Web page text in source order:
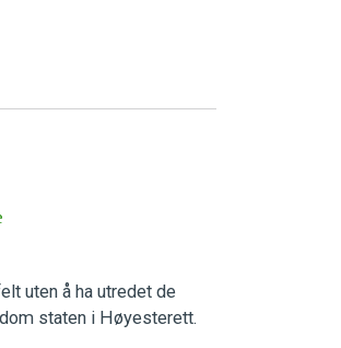
uten å ha utredet de
staten i Høyesterett.